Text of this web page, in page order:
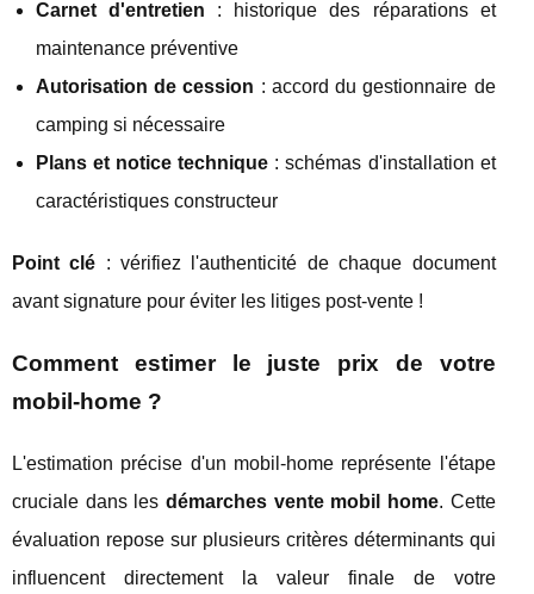
Carnet d'entretien : historique des réparations et
maintenance préventive
Autorisation de cession : accord du gestionnaire de
camping si nécessaire
Plans et notice technique : schémas d'installation et
caractéristiques constructeur
Point clé : vérifiez l'authenticité de chaque document
avant signature pour éviter les litiges post-vente !
Comment estimer le juste prix de votre
mobil-home ?
L'estimation précise d'un mobil-home représente l'étape
cruciale dans les démarches vente mobil home. Cette
évaluation repose sur plusieurs critères déterminants qui
influencent directement la valeur finale de votre